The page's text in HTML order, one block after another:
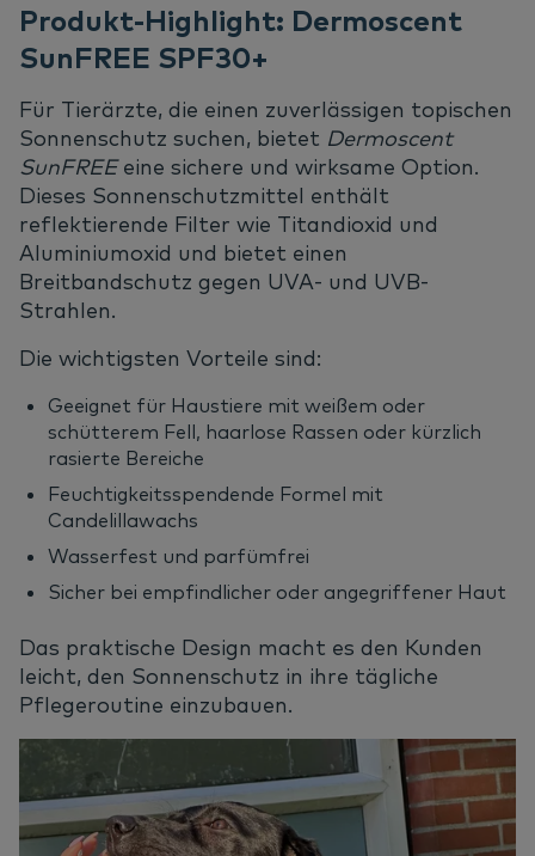
Produkt-Highlight: Dermoscent
SunFREE SPF30+
Für Tierärzte, die einen zuverlässigen topischen
Sonnenschutz suchen, bietet Dermoscent
SunFREEeine sichere und wirksame Option.
Dieses Sonnenschutzmittel enthält
reflektierende Filter wie Titandioxid und
Aluminiumoxid und bietet einen
Breitbandschutz gegen UVA- und UVB-
Strahlen.
Die wichtigsten Vorteile sind:
Geeignet für Haustiere mit weißem oder
schütterem Fell, haarlose Rassen oder kürzlich
rasierte Bereiche
Feuchtigkeitsspendende Formel mit
Candelillawachs
Wasserfest und parfümfrei
Sicher bei empfindlicher oder angegriffener Haut
Das praktische Design macht es den Kunden
leicht, den Sonnenschutz in ihre tägliche
Pflegeroutine einzubauen.